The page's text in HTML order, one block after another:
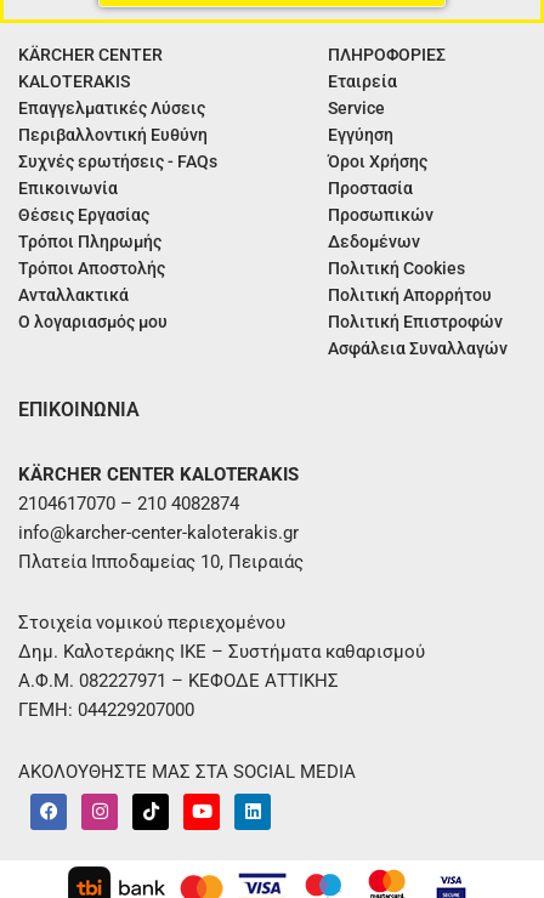
KÄRCHER CENTER
KALOTERAKIS
Επαγγελματικές Λύσεις
Περιβαλλοντική Ευθύνη
Συχνές ερωτήσεις - FAQs
Επικοινωνία
Θέσεις Εργασίας
Τρόποι Πληρωμής
Τρόποι Αποστολής
Ανταλλακτικά
Ο λογαριασμός μου
ΠΛΗΡΟΦΟΡΙΕΣ
Εταιρεία
Service
Εγγύηση
Όροι Χρήσης
Προστασία
Προσωπικών
Δεδομένων
Πολιτική Cookies
Πολιτική Απορρήτου
Πολιτική Επιστροφών
Ασφάλεια Συναλλαγών
ΕΠΙΚΟΙΝΩΝΙΑ
KÄRCHER CENTER KALOTERAKIS
2104617070 – 210 4082874
info@karcher-center-kaloterakis.gr
Πλατεία Ιπποδαμείας 10, Πειραιάς
Στοιχεία νομικού περιεχομένου
Δημ. Καλοτεράκης ΙΚΕ – Συστήματα καθαρισμού
Α.Φ.Μ. 082227971 – ΚΕΦΟΔΕ ΑΤΤΙΚΗΣ
ΓΕΜΗ: 044229207000
ΑΚΟΛΟΥΘΗΣΤΕ ΜΑΣ ΣΤΑ SOCIAL MEDIA
F
a
c
I
n
s
a
g
T
i
k
k
Y
o
u
u
b
L
i
n
e
d